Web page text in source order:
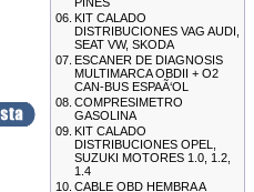
145.00EUR
---------
MEDIDOR DE ESPESOR
DE CHAPA
06. KIT CALADO
DISTRIBUCIONES VAG AUDI,
SEAT VW, SKODA
07. ESCANER DE DIAGNOSIS
MULTIMARCA OBDII + O2
CAN-BUS ESPAÃ‘OL
08. COMPRESIMETRO
GASOLINA
09. KIT CALADO
DISTRIBUCIONES OPEL,
SUZUKI MOTORES 1.0, 1.2,
1.4
10. CABLE OBD HEMBRA A